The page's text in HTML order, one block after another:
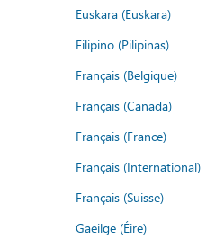
Euskara (Euskara)
Filipino (Pilipinas)
Français (Belgique)
Français (Canada)
Français (France)
Français (International)
Français (Suisse)
Gaeilge (Éire)